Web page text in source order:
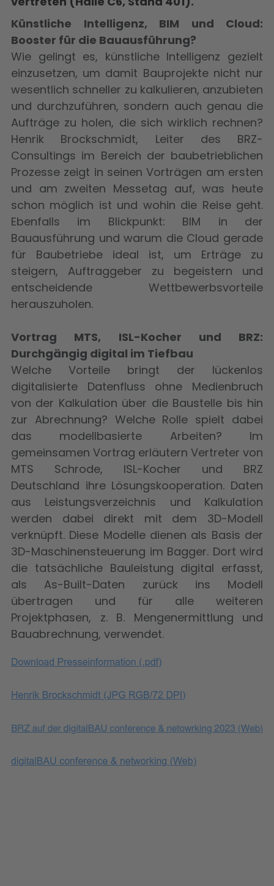
Künstliche Intelligenz, BIM und Cloud:
Booster für die Bauausführung?
Wie gelingt es, künstliche Intelligenz gezielt
einzusetzen, um damit Bauprojekte nicht nur
wesentlich schneller zu kalkulieren, anzubieten
und durchzuführen, sondern auch genau die
Aufträge zu holen, die sich wirklich rechnen?
Henrik Brockschmidt, Leiter des BRZ-
Consultings im Bereich der baubetrieblichen
Prozesse zeigt in seinen Vorträgen am ersten
und am zweiten Messetag auf, was heute
schon möglich ist und wohin die Reise geht.
Ebenfalls im Blickpunkt: BIM in der
Bauausführung und warum die Cloud gerade
für Baubetriebe ideal ist, um Erträge zu
steigern, Auftraggeber zu begeistern und
entscheidende Wettbewerbsvorteile
herauszuholen.
Vortrag MTS, ISL-Kocher und BRZ:
Durchgängig digital im Tiefbau
Welche Vorteile bringt der lückenlos
digitalisierte Datenfluss ohne Medienbruch
von der Kalkulation über die Baustelle bis hin
zur Abrechnung? Welche Rolle spielt dabei
das modellbasierte Arbeiten? Im
gemeinsamen Vortrag erläutern Vertreter von
MTS Schrode, ISL-Kocher und BRZ
Deutschland ihre Lösungskooperation. Daten
aus Leistungsverzeichnis und Kalkulation
werden dabei direkt mit dem 3D-Modell
verknüpft. Diese Modelle dienen als Basis der
3D-Maschinensteuerung im Bagger. Dort wird
die tatsächliche Bauleistung digital erfasst,
als As-Built-Daten zurück ins Modell
übertragen und für alle weiteren
Projektphasen, z. B. Mengenermittlung und
Bauabrechnung, verwendet.